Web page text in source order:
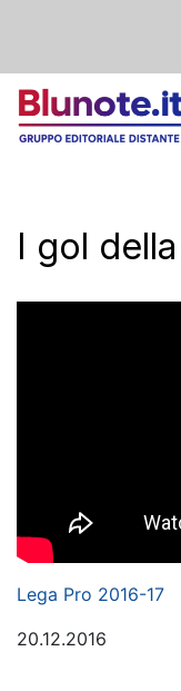
I gol
Lega Pro 2016-17
20.12.2016